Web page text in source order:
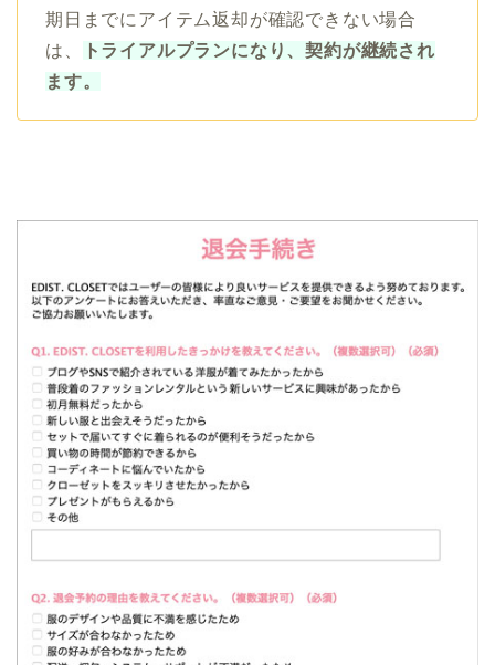
期日までにアイテム返却が確認できない場合
は、
トライアルプランになり、契約が継続され
ます。